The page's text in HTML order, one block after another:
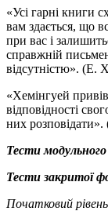
«Усі гарні книги
вам здається, що
при вас і
справжній
відсутністю». (Е.
«Хемінгуей
відповідності
них
Тести
Тести закритої
Початковий рівень